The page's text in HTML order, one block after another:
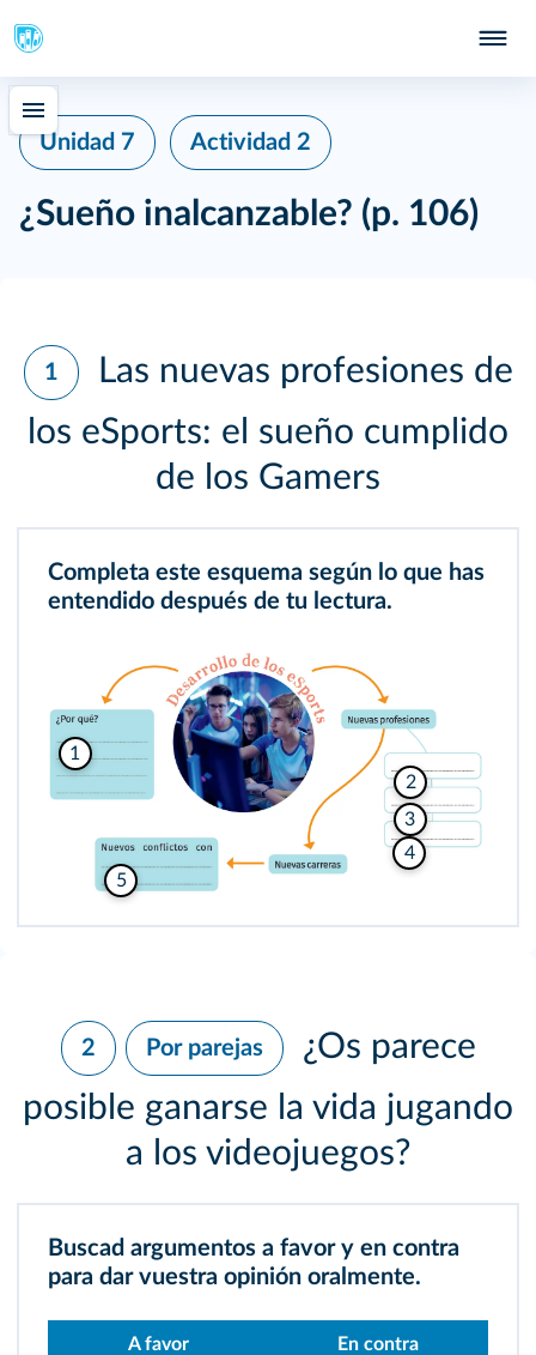
Unidad 7 Actividad 2
¿Sueño inalcanzable? (p. 106)
1
Las nuevas profesiones de
los eSports: el sueño cumplido
de los Gamers
Completa este esquema según lo que has
entendido después de tu lectura.
1
2
3
4
5
2 Por parejas
¿Os parece
posible ganarse la vida jugando
a los videojuegos?
Buscad argumentos a favor y en contra
para dar vuestra opinión oralmente.
A favor En contra